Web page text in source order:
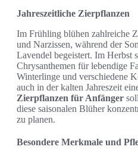
Jahreszeitliche Zierpflanzen
Im Frühling blühen zahlreiche
und Narzissen, während der
Lavendel begeistert. Im Herbst
Chrysanthemen für lebendige
Winterlinge und verschiedene
auch in der kalten Jahreszeit
Zierpflanzen für Anfänger
diese saisonalen Blüher
zu planen.
Besondere Merkmale und